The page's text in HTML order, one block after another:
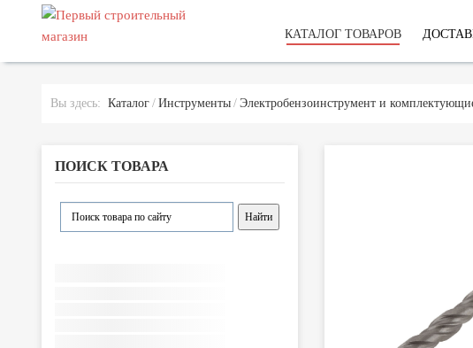
КАТАЛОГ ТОВАРОВ
Вы здесь: Каталог Инструменты Электробензоинструмент и
ПОИСК ТОВАРА